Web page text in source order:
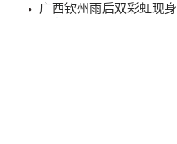
广西钦州雨后双彩虹现身